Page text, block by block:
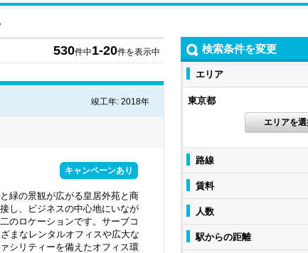
530件中1-20件を表示中
竣工年: 2018年
キャンペーンあり
緑の景観が広がる皇居外苑と商
し、ビジネスの中心地にいなが
のロケーションです。サーブコ
まなレンタルオフィスや広大な
シリティーを備えたオフィス環
検索条件を変更
エリア
東京都
エリアを
路線
賃料
人数
駅からの距離